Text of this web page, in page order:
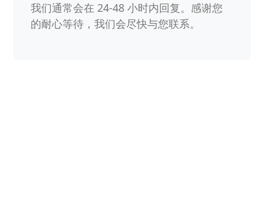
我们通常会在 24-48 小时内回复。感谢您
的耐心等待，我们会尽快与您联系。